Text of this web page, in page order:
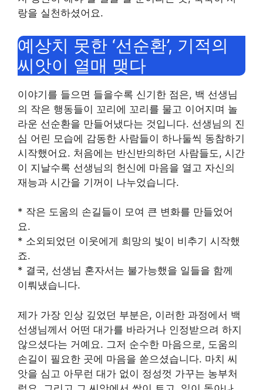
랑을 실천하셨어요.
예상치 못한 ‘선순환’, 기적의
씨앗이 열매 맺다
이야기를 들으면 들을수록 신기한 점은, 백 선생님
의 작은 행동들이 꼬리에 꼬리를 물고 이어지며 놀
라운 선순환을 만들어냈다는 것입니다. 선생님의 진
심 어린 모습에 감동한 사람들이 하나둘씩 동참하기
시작했어요. 처음에는 반신반의하던 사람들도, 시간
이 지날수록 선생님의 헌신에 마음을 열고 자신의
재능과 시간을 기꺼이 나누었습니다.
* 작은 도움의 손길들이 모여 큰 변화를 만들었어
요.
* 소외되었던 이웃에게 희망의 빛이 비추기 시작했
죠.
* 결국, 선생님 혼자서는 불가능했을 일들을 함께
이뤄냈습니다.
제가 가장 인상 깊었던 부분은, 이러한 과정에서 백
선생님께서 어떤 대가를 바라거나 인정받으려 하지
않으셨다는 거예요. 그저 순수한 마음으로, 도움의
손길이 필요한 곳에 마음을 쏟으셨습니다. 마치 씨
앗을 심고 아무런 대가 없이 정성껏 가꾸는 농부처